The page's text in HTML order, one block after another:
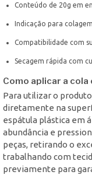
Conteúdo de 20g em
Indicação para
Compatibilidade com
Secagem rápida com
Como aplicar a
Para utilizar o
diretamente na
espátula plástica em
abundância e
peças, retirando o
trabalhando com
previamente para